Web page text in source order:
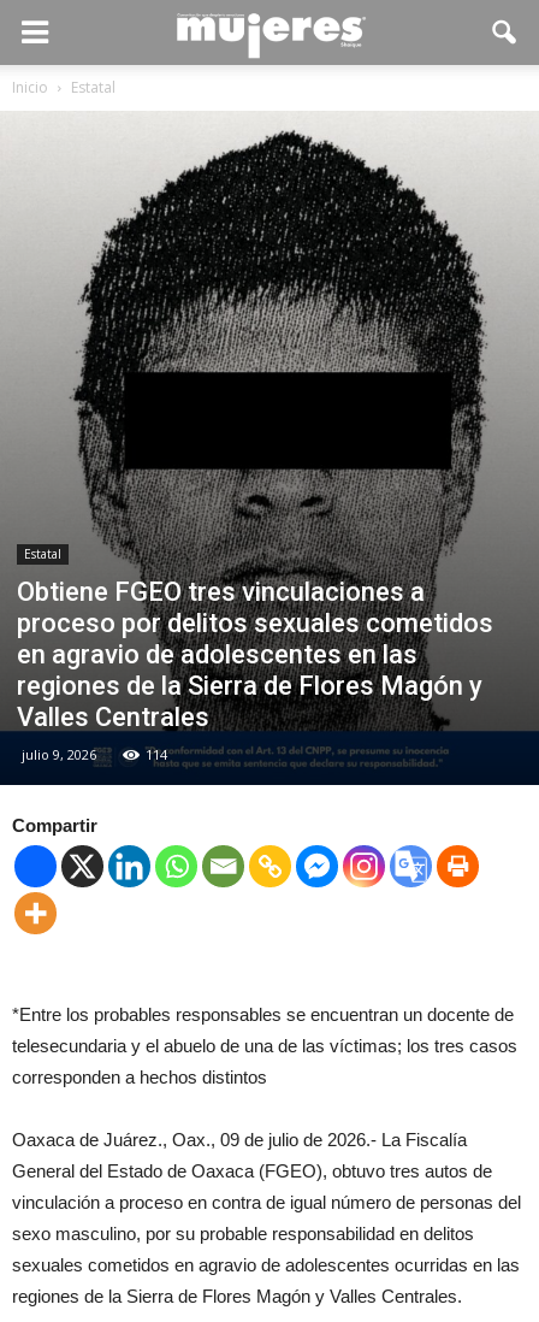
Inicio Estatal
Estatal
Obtiene FGEO tres vinculaciones a
proceso por delitos sexuales cometidos
en agravio de adolescentes en las
regiones de la Sierra de Flores Magón y
Valles Centrales
julio 9, 2026 114
Compartir
*Entre los probables responsables se encuentran un docente de
telesecundaria y el abuelo de una de las víctimas; los tres casos
corresponden a hechos distintos
Oaxaca de Juárez., Oax., 09 de julio de 2026.- La Fiscalía
General del Estado de Oaxaca (FGEO), obtuvo tres autos de
vinculación a proceso en contra de igual número de personas del
sexo masculino, por su probable responsabilidad en delitos
sexuales cometidos en agravio de adolescentes ocurridas en las
regiones de la Sierra de Flores Magón y Valles Centrales.